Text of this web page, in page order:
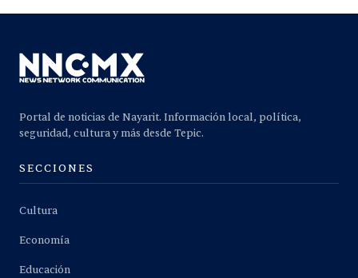
Portal de noticias de Nayarit. Información local, política,
seguridad, cultura y más desde Tepic.
SECCIONES
Cultura
Economía
Educación